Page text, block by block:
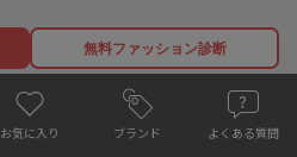
アイテム
お気に入り ブランド よくある質問
無料ファッション診断